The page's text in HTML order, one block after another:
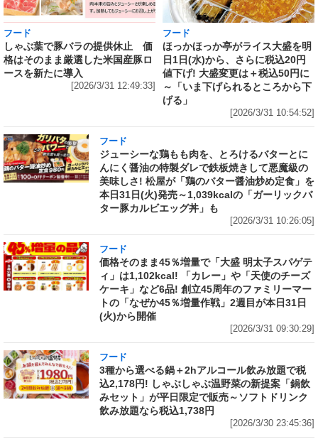
フード
しゃぶ葉で豚バラの提供休止 価
格はそのまま厳選した米国産豚ロ
ースを新たに導入
[2026/3/31 12:49:33]
フード
ほっかほっか亭がライス大盛を明
日1日(水)から、さらに税込20円
値下げ! 大盛変更は＋税込50円に
～「いま下げられるところから下
げる」
[2026/3/31 10:54:52]
フード
ジューシーな鶏もも肉を、とろけるバターとに
んにく醤油の特製ダレで鉄板焼きして悪魔級の
美味しさ! 松屋が「鶏のバター醤油炒め定食」を
本日31日(火)発売～1,039kcalの「ガーリックバ
ター豚カルビエッグ丼」も
[2026/3/31 10:26:05]
フード
価格そのまま45％増量で「大盛 明太子スパゲテ
ィ」は1,102kcal! 「カレー」や「天使のチーズ
ケーキ」など6品! 創立45周年のファミリーマー
トの「なぜか45％増量作戦」2週目が本日31日
(火)から開催
[2026/3/31 09:30:29]
フード
3種から選べる鍋＋2hアルコール飲み放題で税
込2,178円! しゃぶしゃぶ温野菜の新提案「鍋飲
みセット」が平日限定で販売～ソフトドリンク
飲み放題なら税込1,738円
[2026/3/30 23:45:36]